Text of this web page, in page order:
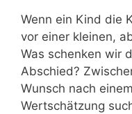
Wenn ein Kind die
vor einer kleinen,
Was schenken wir
Abschied?
Wunsch nach
Wertschätzung